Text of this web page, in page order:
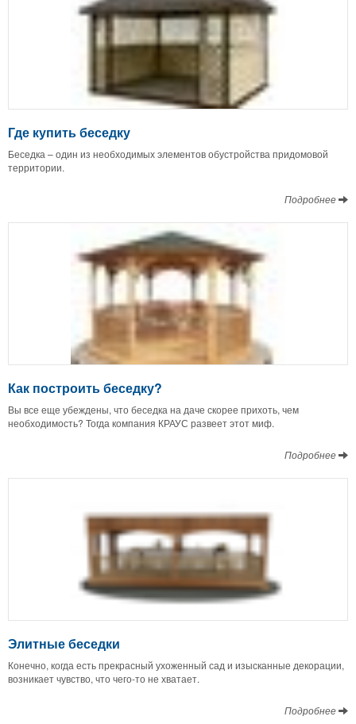
Где купить беседку
Беседка – один из необходимых элементов обустройства придомовой
территории.
Подробнее
Как построить беседку?
Вы все еще убеждены, что беседка на даче скорее прихоть, чем
необходимость? Тогда компания КРАУС развеет этот миф.
Подробнее
Элитные беседки
Конечно, когда есть прекрасный ухоженный сад и изысканные декорации,
возникает чувство, что чего-то не хватает.
Подробнее